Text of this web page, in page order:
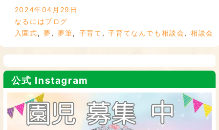
2024年04月29日
なるにはブログ
入園式,夢, 夢筆, 子育て ,子育てなんでも相談会,相談会
公式 Instagram